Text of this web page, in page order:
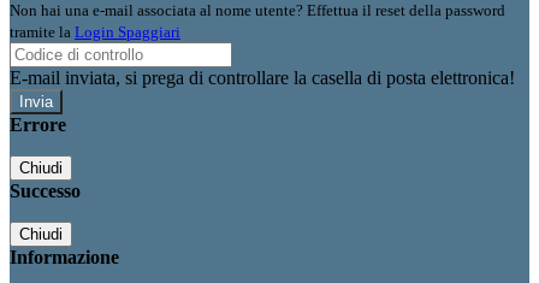
Non hai una e-mail associata al nome utente? Effettua il reset della password
tramite la Login Spaggiari
E-mail inviata, si prega di controllare la casella di posta elettronica!
Errore
Chiudi
Successo
Chiudi
Informazione